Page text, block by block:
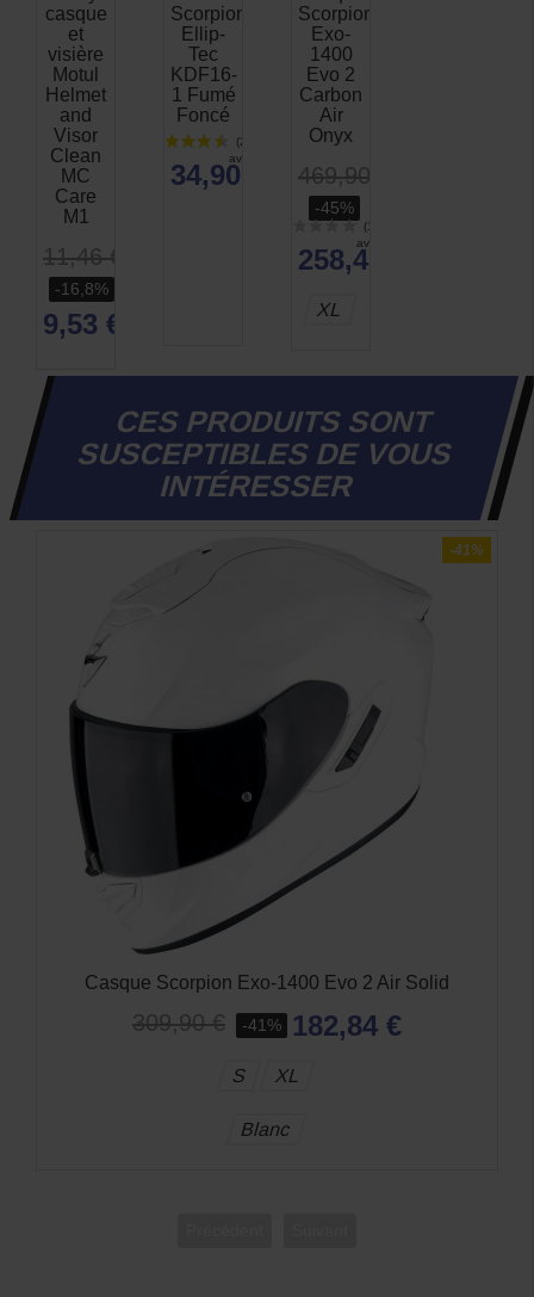
casque
et
visière
Motul
Helmet
and
Visor
Clean
MC
Care
M1
11,46 €
-16,8%
9,53 €
Scorpion
Ellip-
Tec
KDF16-
1 Fumé
Foncé
34,90 €
Scorpion
Exo-
1400
Evo 2
Carbon
Air
Onyx
469,90 €
-45%
258,45 €
XL
CES PRODUITS SONT
SUSCEPTIBLES DE VOUS
INTÉRESSER
-41%
Casque Scorpion Exo-1400 Evo 2 Air Solid
309,90 € -41% 182,84 €
S XL
Blanc